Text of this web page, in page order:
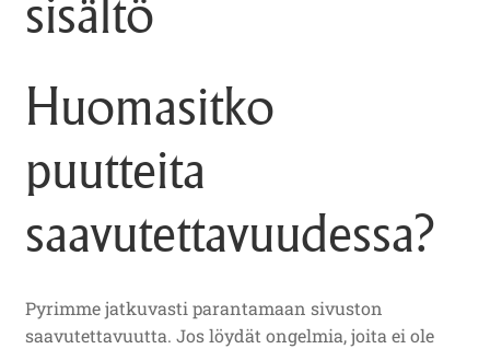
sisältö
Huomasitko
puutteita
saavutettavuudessa?
Pyrimme jatkuvasti parantamaan sivuston
saavutettavuutta. Jos löydät ongelmia, joita ei ole